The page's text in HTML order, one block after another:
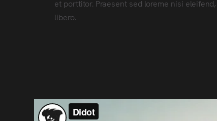
et porttitor. Praesent sed loreme nisi
libero.